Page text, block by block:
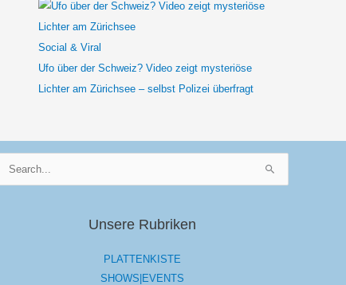
Social & Viral
Ufo über der Schweiz? Video zeigt mysteriöse
Lichter am Zürichsee – selbst Polizei überfragt
Unsere Rubriken
PLATTENKISTE
SHOWS|EVENTS